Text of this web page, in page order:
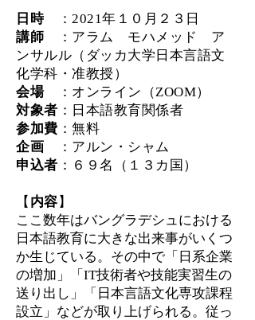
日時 ：2021年１０ 月２３ 日
講師
：アラム モハメッド ア
ンサルル（ダッカ大学日本言語文
化学科・准教授）
会場
：オンライン（ZOOM）
対象者 ：日本語教育関係者
参加費 ：無料
企画
：アルン・シャム
​申込者 ：６９名（１３カ国）
【 内容 】
ここ数年はバングラデシュにおける
日本語教育に大きな出来事がいくつ
か生じている。その中で「日系企業
の増加」「IT技術者や技能実習生の
送り出し」「日本言語文化専攻課程
設立」などが取り上げられる。従っ